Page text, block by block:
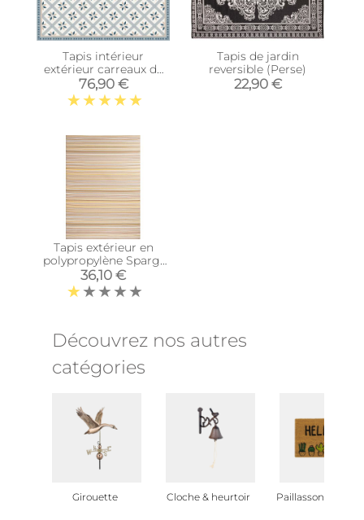
Tapis intérieur
extérieur carreaux de
ciment petites étoiles
(135 x 90 cm)
76,90 €
Tapis de jardin
reversible (Perse)
22,90 €
Tapis extérieur en
polypropylène Spargi
1746 beige (150 x 220
cm)
36,10 €
Découvrez nos autres
catégories
Girouette Cloche & heurtoir Paillasson de